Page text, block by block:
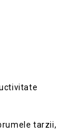
tarzii,